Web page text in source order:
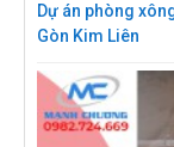
Dự án phòng
Gòn Kim Liên